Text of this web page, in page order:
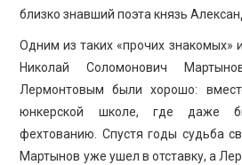
близко знавший поэта князь
Одним из таких «прочих знакомых»
Николай Соломонович
Лермонтовым были хорошо:
юнкерской школе, где даже
фехтованию. Спустя годы судьба
Мартынов уже ушел в отставку, а